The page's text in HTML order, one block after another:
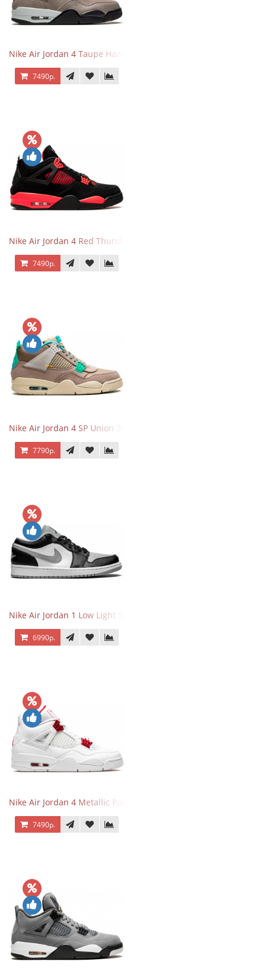
Nike Air Jordan 4 Taupe Haze
7490р.
Nike Air Jordan 4 Red Thunder
7490р.
Nike Air Jordan 4 SP Union 30th Anniversary Taupe Haze
7790р.
Nike Air Jordan 1 Low Light Smoke Grey
6990р.
Nike Air Jordan 4 Metallic Pack University Red
7490р.